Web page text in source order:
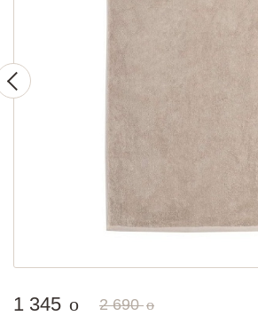
1 345 руб.
o 2 690руб.
o